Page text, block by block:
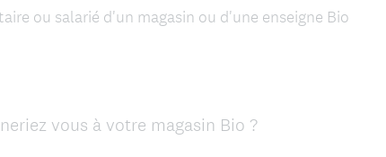
ou salarié d'un magasin ou d'une enseigne Bio
vous à votre magasin Bio ?